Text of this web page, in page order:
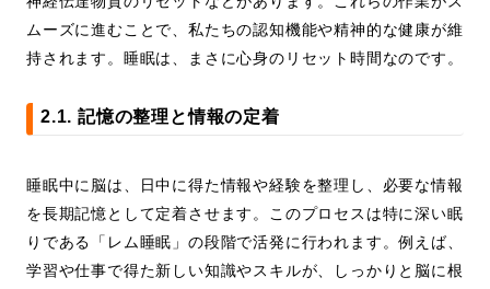
ムーズに進むことで、私たちの認知機能や精神的な健康が維
持されます。睡眠は、まさに心身のリセット時間なのです。
2.1. 記憶の整理と情報の定着
睡眠中に脳は、日中に得た情報や経験を整理し、必要な情報
を長期記憶として定着させます。このプロセスは特に深い眠
りである「レム睡眠」の段階で活発に行われます。例えば、
学習や仕事で得た新しい知識やスキルが、しっかりと脳に根